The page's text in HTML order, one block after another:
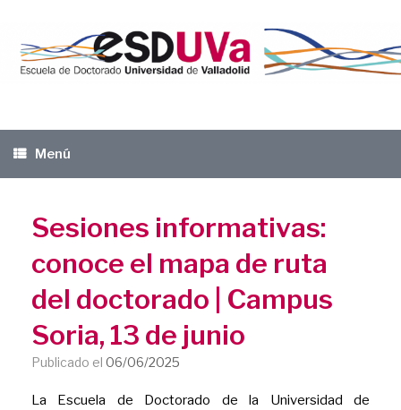
contenido
Menú
Sesiones informativas:
conoce el mapa de ruta
del doctorado | Campus
Soria, 13 de junio
Publicado el 06/06/2025
La Escuela de Doctorado de la Universidad de